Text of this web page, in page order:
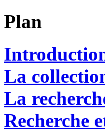
Plan
La
La
Recherche